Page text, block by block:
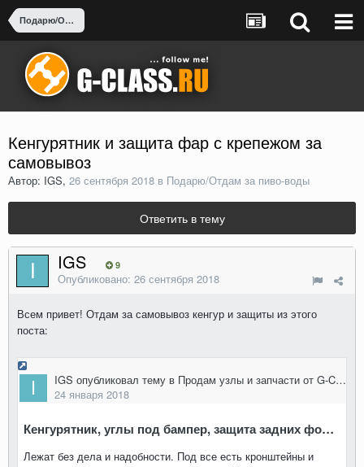
Подарю/Отдам за пиво-воды
Кенгурятник и защита фар с крепежом за
самовывоз
Автор: IGS, 26 сентября 2018 в Подарю/Отдам за пиво-воды
Ответить в тему
IGS 9
Опубликовано: 26 сентября 2018
Всем привет! Отдам за самовывоз кенгур и защиты из этого
поста: